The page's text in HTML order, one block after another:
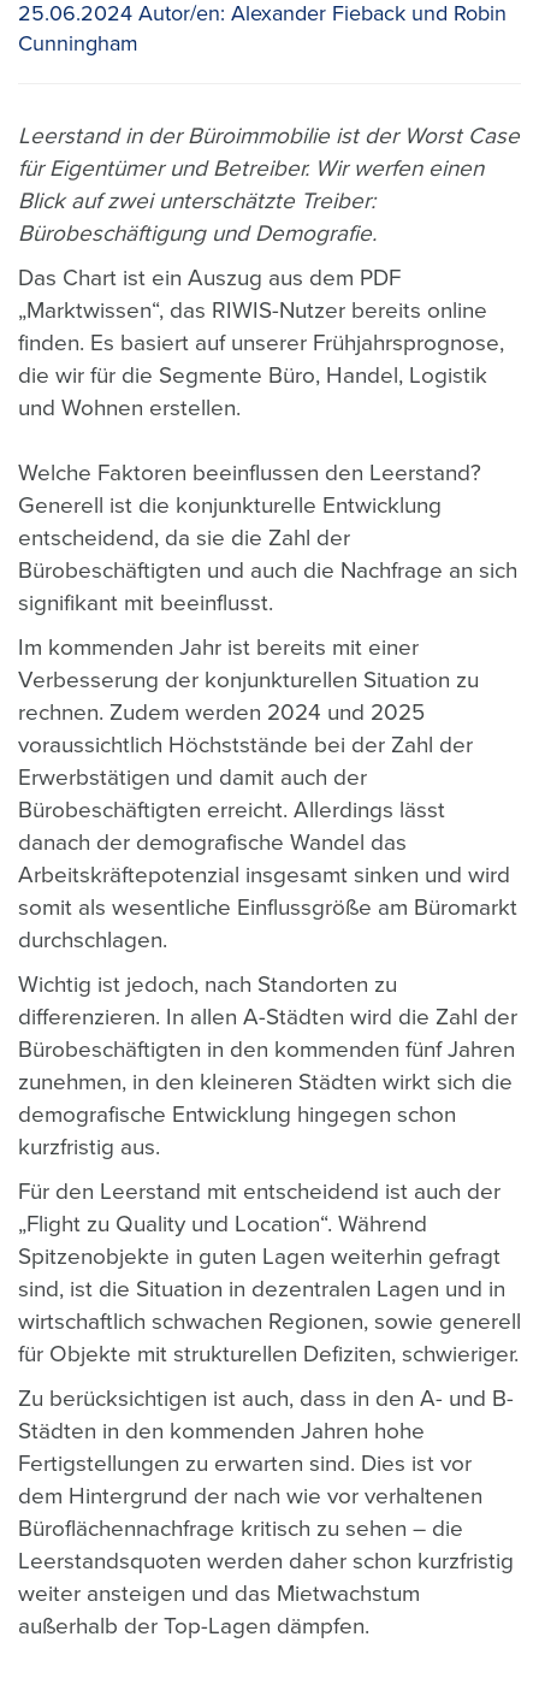
25.06.2024 Autor/en: Alexander Fieback und Robin
Cunningham
Leerstand in der Büroimmobilie ist der Worst Case
für Eigentümer und Betreiber. Wir werfen einen
Blick auf zwei unterschätzte Treiber:
Bürobeschäftigung und Demografie.
Das Chart ist ein Auszug aus dem PDF
„Marktwissen“, das RIWIS-Nutzer bereits online
finden. Es basiert auf unserer Frühjahrsprognose,
die wir für die Segmente Büro, Handel, Logistik
und Wohnen erstellen.
Welche Faktoren beeinflussen den Leerstand?
Generell ist die konjunkturelle Entwicklung
entscheidend, da sie die Zahl der
Bürobeschäftigten und auch die Nachfrage an sich
signifikant mit beeinflusst.
Im kommenden Jahr ist bereits mit einer
Verbesserung der konjunkturellen Situation zu
rechnen. Zudem werden 2024 und 2025
voraussichtlich Höchststände bei der Zahl der
Erwerbstätigen und damit auch der
Bürobeschäftigten erreicht. Allerdings lässt
danach der demografische Wandel das
Arbeitskräftepotenzial insgesamt sinken und wird
somit als wesentliche Einflussgröße am Büromarkt
durchschlagen.
Wichtig ist jedoch, nach Standorten zu
differenzieren. In allen A-Städten wird die Zahl der
Bürobeschäftigten in den kommenden fünf Jahren
zunehmen, in den kleineren Städten wirkt sich die
demografische Entwicklung hingegen schon
kurzfristig aus.
Für den Leerstand mit entscheidend ist auch der
„Flight zu Quality und Location“. Während
Spitzenobjekte in guten Lagen weiterhin gefragt
sind, ist die Situation in dezentralen Lagen und in
wirtschaftlich schwachen Regionen, sowie generell
für Objekte mit strukturellen Defiziten, schwieriger.
Zu berücksichtigen ist auch, dass in den A- und B-
Städten in den kommenden Jahren hohe
Fertigstellungen zu erwarten sind. Dies ist vor
dem Hintergrund der nach wie vor verhaltenen
Büroflächennachfrage kritisch zu sehen – die
Leerstandsquoten werden daher schon kurzfristig
weiter ansteigen und das Mietwachstum
außerhalb der Top-Lagen dämpfen.